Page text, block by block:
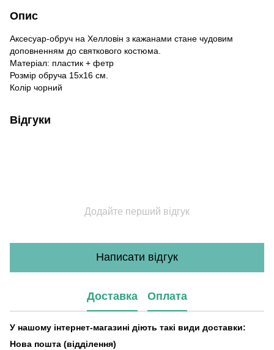
Опис
Аксесуар-обруч на Хелловін з кажанами стане чудовим
доповненням до святкового костюма.
Матеріал: пластик + фетр
Розмір обруча 15х16 см.
Колір чорний
Відгуки
Додайте перший відгук
Написати відгук
Доставка Оплата
У нашому інтернет-магазині діють такі види доставки:
Нова пошта (відділення)